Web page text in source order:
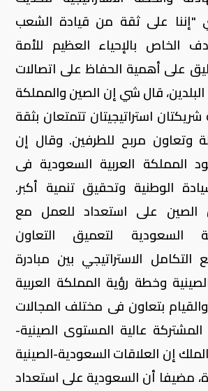
"إننا على ثقة من قيادة الشعب
الخاص بالإحياء العظيم للأمة
على أهمية الحفاظ على اتصالات
قال شي إن الصين والمملكة
استراتيجيتان تتمتعان بثقة
وتعاون مربح للطرفين. وقال إن
المملكة العربية السعودية فى
الوطنية وتحقيق تنمية أكبر.
الصين على استعداد للعمل مع
السعودية لتعميق التعاون
التكامل الاستراتيجي بين مبادرة
وخطة رؤية المملكة العربية
السعودية 2030 والقيام بتعاون فى مختلف المجالات
عالية المستوى الصينية-
إن العلاقات السعودية-الصينية
مضيفا أن السعودية على استعداد